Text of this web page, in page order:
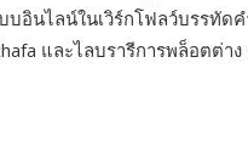
อินไลน์ในเวิร์กโฟลว์บรรทัดค
และไลบรารีการพล็อตต่าง